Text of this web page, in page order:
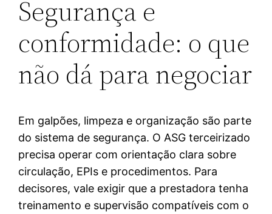
Segurança e
conformidade: o que
não dá para negociar
Em galpões, limpeza e organização são parte
do sistema de segurança. O ASG terceirizado
precisa operar com orientação clara sobre
circulação, EPIs e procedimentos. Para
decisores, vale exigir que a prestadora tenha
treinamento e supervisão compatíveis com o